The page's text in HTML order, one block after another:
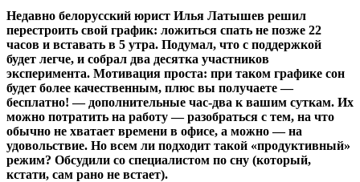
Недавно белорусский юрист Илья Латышев решил
перестроить свой график: ложиться спать не позже 22
часов и вставать в 5 утра. Подумал, что с поддержкой
будет легче, и собрал два десятка участников
эксперимента. Мотивация проста: при таком графике сон
будет более качественным, плюс вы получаете —
бесплатно! — дополнительные час-два к вашим суткам. Их
можно потратить на работу — разобраться с тем, на что
обычно не хватает времени в офисе, а можно — на
удовольствие. Но всем ли подходит такой «продуктивный»
режим? Обсудили со специалистом по сну (который,
кстати, сам рано не встает).